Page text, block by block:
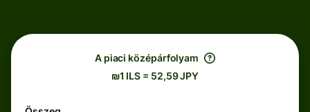
A piaci középárfolyam
₪1 ILS = 52,59 JPY